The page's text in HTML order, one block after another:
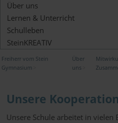
Über uns
Lernen & Unterricht
Schulleben
SteinKREATIV
Freiherr vom Stein
Gymnasium
Über
uns
Unsere
Unsere Schule arbeitet in